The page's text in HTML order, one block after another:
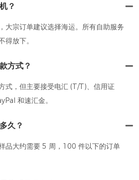
？
大宗订单建议选择海运。所有自助服务
得放下。
方式？
式，但主要接受电汇 (T/T)、信用证
和速汇金。
久？
品大约需要 5 周，100 件以下的订单